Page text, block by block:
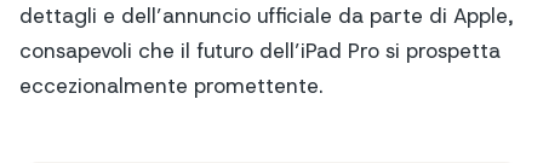
dettagli e dell’annuncio ufficiale da parte di Apple,
consapevoli che il futuro dell’iPad Pro si prospetta
eccezionalmente promettente.